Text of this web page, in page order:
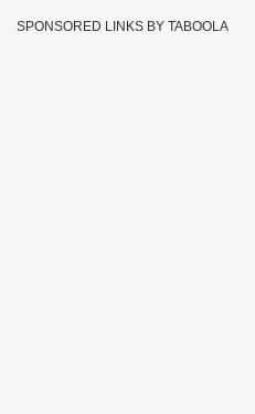
SPONSORED LINKS BY TABOOLA